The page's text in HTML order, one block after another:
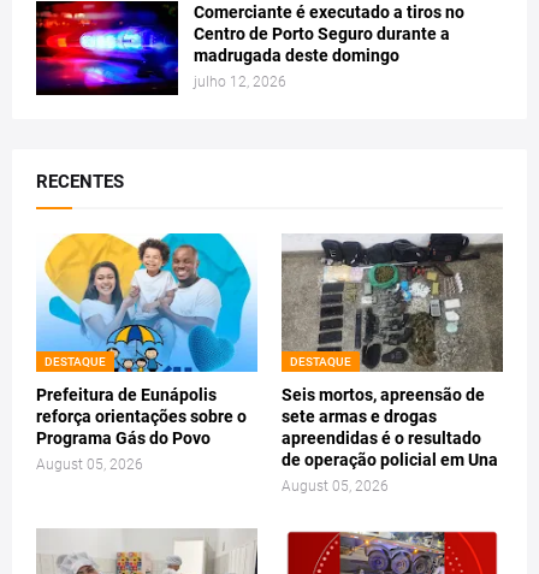
Comerciante é executado a tiros no
Centro de Porto Seguro durante a
madrugada deste domingo
julho 12, 2026
RECENTES
DESTAQUE
Prefeitura de Eunápolis
reforça orientações sobre o
Programa Gás do Povo
August 05, 2026
DESTAQUE
Seis mortos, apreensão de
sete armas e drogas
apreendidas é o resultado
de operação policial em Una
August 05, 2026